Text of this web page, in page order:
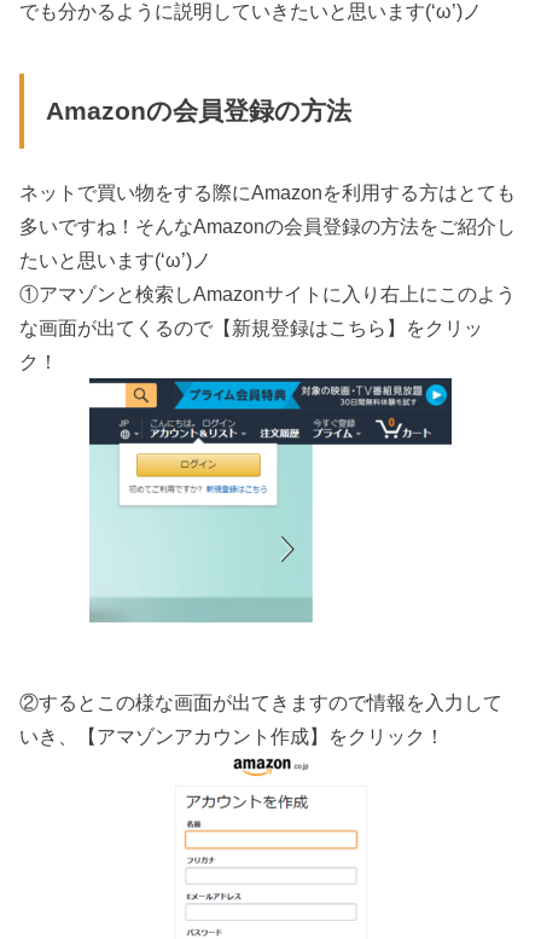
でも分かるように説明していきたいと思います(‘ω’)ノ
Amazonの会員登録の方法
ネットで買い物をする際にAmazonを利用する方はとても
多いですね！そんなAmazonの会員登録の方法をご紹介し
たいと思います(‘ω’)ノ
①アマゾンと検索しAmazonサイトに入り右上にこのよう
な画面が出てくるので【新規登録はこちら】をクリッ
ク！
②するとこの様な画面が出てきますので情報を入力して
いき、【アマゾンアカウント作成】をクリック！